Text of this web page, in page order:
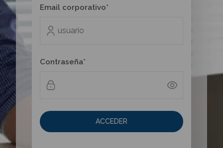
Email corporativo*
Contraseña*
ACCEDER